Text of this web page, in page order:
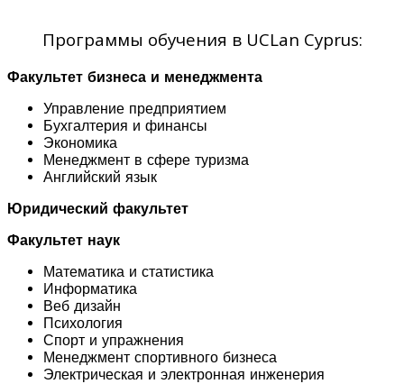
Программы обучения в UCLan Cyprus:
Факультет бизнеса и менеджмента
Управление предприятием
Бухгалтерия и финансы
Экономика
Менеджмент в сфере туризма
Английский язык
Юридический факультет
Факультет наук
Математика и статистика
Информатика
Веб дизайн
Психология
Спорт и упражнения
Менеджмент спортивного бизнеса
Электрическая и электронная инженерия